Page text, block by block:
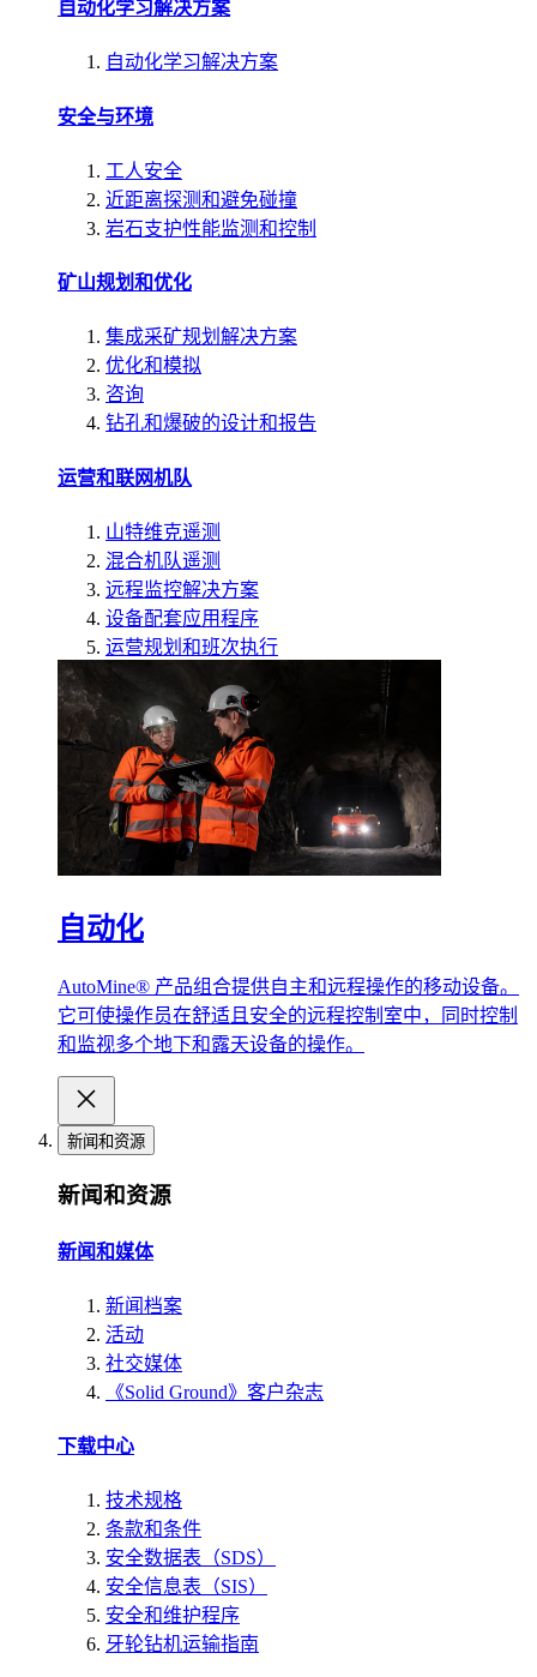
自动化学习解决方案
自动化学习解决方案
安全与环境
工人安全
近距离探测和避免碰撞
岩石支护性能监测和控制
矿山规划和优化
集成采矿规划解决方案
优化和模拟
咨询
钻孔和爆破的设计和报告
运营和联网机队
山特维克遥测
混合机队遥测
远程监控解决方案
设备配套应用程序
运营规划和班次执行
自动化
AutoMine® 产品组合提供自主和远程操作的移动设备。
它可使操作员在舒适且安全的远程控制室中，同时控制
和监视多个地下和露天设备的操作。
新闻和资源
新闻和资源
新闻和媒体
新闻档案
活动
社交媒体
《Solid Ground》客户杂志
下载中心
技术规格
条款和条件
安全数据表（SDS）
安全信息表（SIS）
安全和维护程序
牙轮钻机运输指南